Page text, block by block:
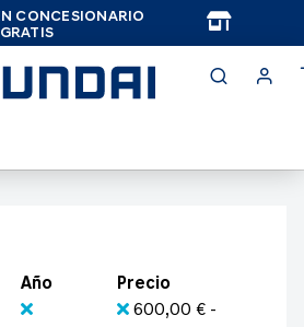
CONCESIONARIO
GRATIS
Año
Precio
600,00 € -